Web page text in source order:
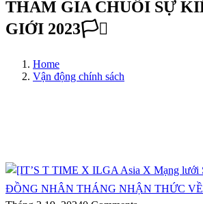
THAM GIA CHUỖI SỰ
GIỚI 2023🏳️‍⚧️
Home
Vận động chính sách